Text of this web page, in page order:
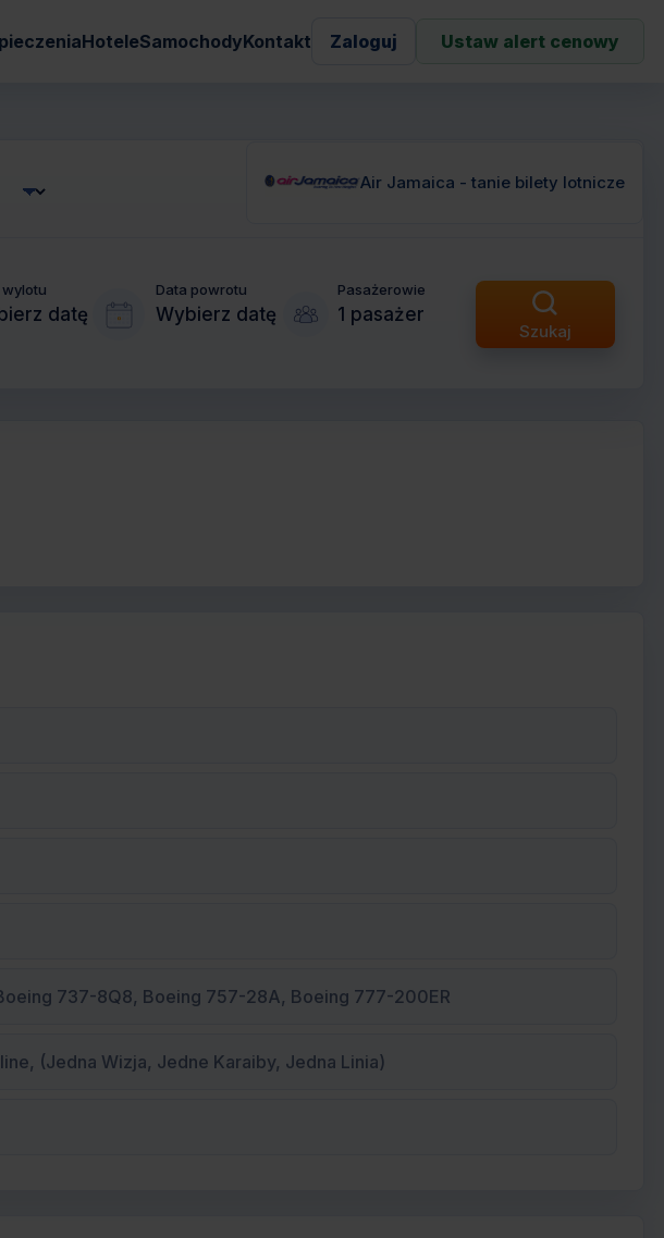
HoteleSamochodyKontakt Zaloguj Ustaw alert cenowy
Air Jamaica - tanie bilety lotnicze
wylotu
datę
Data powrotu
Wybierz datę
Pasażerowie
1 pasażer
Szukaj
737-8Q8, Boeing 757-28A, Boeing 777-200ER
(Jedna Wizja, Jedne Karaiby, Jedna Linia)